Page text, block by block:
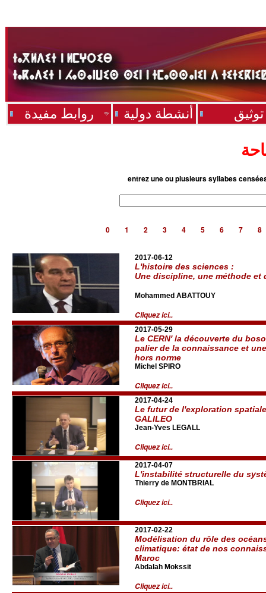
روابط مفيدة أنشطة دولية توثيق
entrez une ou plusieurs syllabes
0 1 2 3 4 5 6 7 8
2017-06-12
L'histoire des sciences :
Une discipline, une méthode et
Mohammed ABATTOUY
Cliquez ici..
2017-05-29
Le CERN' la découverte du
palier de la connaissance et
hors norme
Michel SPIRO
Cliquez ici..
2017-04-24
Le futur de l'exploration
GALILEO
Jean-Yves LEGALL
Cliquez ici..
2017-04-07
L'instabilité structurelle du
Thierry de MONTBRIAL
Cliquez ici..
2017-02-22
Modélisation du rôle des
climatique: état de nos
Maroc
Abdalah Mokssit
Cliquez ici..